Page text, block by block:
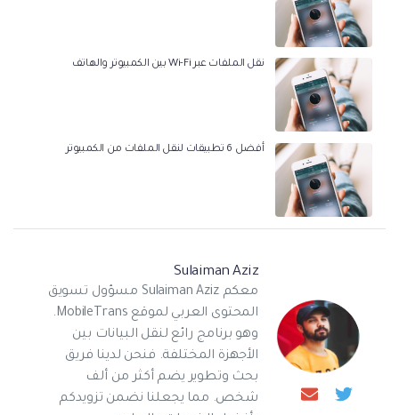
نقل الملفات عبر Wi-Fi بين الكمبيوتر والهاتف
أفضل 6 تطبيقات لنقل الملفات من الكمبيوتر
Sulaiman Aziz
معكم Sulaiman Aziz مسؤول تسويق
المحتوى العربي لموقع MobileTrans.
وهو برنامج رائع لنقل البيانات بين
الأجهزة المختلفة. فنحن لدينا فريق
بحث وتطوير يضم أكثر من ألف
شخص. مما يجعلنا نضمن تزويدكم